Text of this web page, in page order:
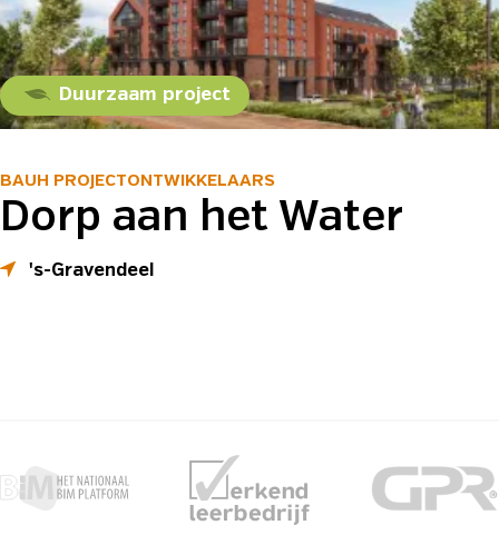
Duurzaam project
BAUH PROJECTONTWIKKELAARS
Dorp aan het Water
's-Gravendeel